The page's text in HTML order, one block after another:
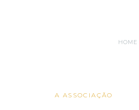
HOME
A ASSOCIAÇÃO